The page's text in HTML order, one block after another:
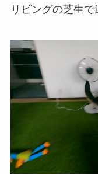
リビングの芝生で